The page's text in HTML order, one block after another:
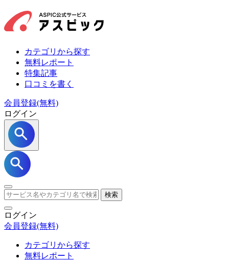
カテゴリから探す
無料レポート
特集記事
口コミを書く
会員登録(無料)
ログイン
検索
ログイン
会員登録(無料)
カテゴリから探す
無料レポート